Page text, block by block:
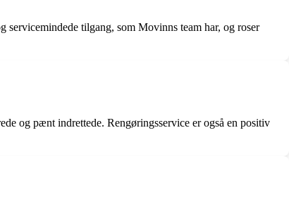
tilgang, som Movinns team har, og roser
og pænt indrettede. Rengøringsservice er også en positiv